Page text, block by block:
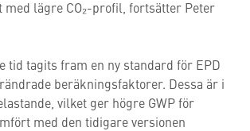
lägre CO₂-profil, fortsätter Peter
tid tagits fram en ny standard för EPD
beräkningsfaktorer. Dessa är i
vilket ger högre GWP för
med den tidigare versionen